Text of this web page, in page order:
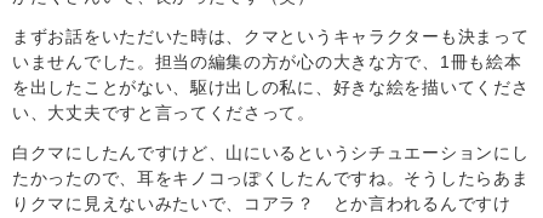
まずお話をいただいた時は、クマというキャラクターも決まって
いませんでした。担当の編集の方が心の大きな方で、1冊も絵本
を出したことがない、駆け出しの私に、好きな絵を描いてくださ
い、大丈夫ですと言ってくださって。
白クマにしたんですけど、山にいるというシチュエーションにし
たかったので、耳をキノコっぽくしたんですね。そうしたらあま
りクマに見えないみたいで、コアラ？ とか言われるんですけ